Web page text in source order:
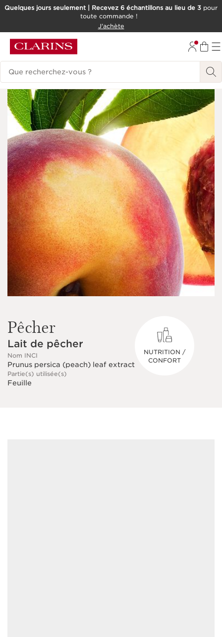
ALLER AU CONTENU
Quelques jours seulement | Recevez 6 échantillons au lieu de 3 pour
toute commande !
J'achète
Historique des recherches
Pêcher
Lait de pêcher
Nom INCI
Prunus persica (peach) leaf extract
Partie(s) utilisée(s)
Feuille
NUTRITION /
CONFORT